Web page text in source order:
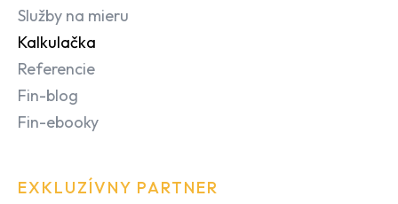
Služby na mieru
Kalkulačka
Referencie
Fin-blog
Fin-ebooky
EXKLUZÍVNY PARTNER